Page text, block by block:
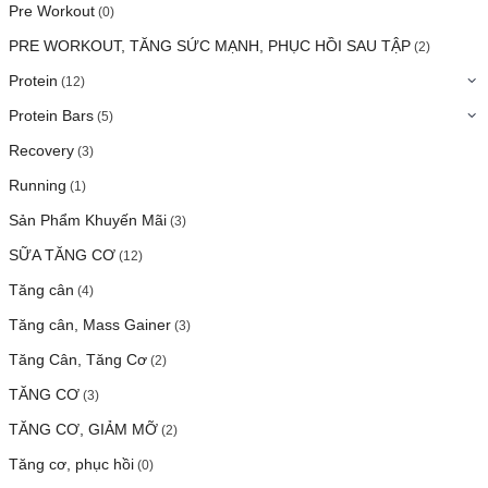
Pre Workout (0)
PRE WORKOUT, TĂNG SỨC MẠNH, PHỤC HỒI SAU TẬP (2)
Protein (12)
Protein Bars (5)
Recovery (3)
Running (1)
Sản Phẩm Khuyến Mãi (3)
SỮA TĂNG CƠ (12)
Tăng cân (4)
Tăng cân, Mass Gainer (3)
Tăng Cân, Tăng Cơ (2)
TĂNG CƠ (3)
TĂNG CƠ, GIẢM MỠ (2)
Tăng cơ, phục hồi (0)